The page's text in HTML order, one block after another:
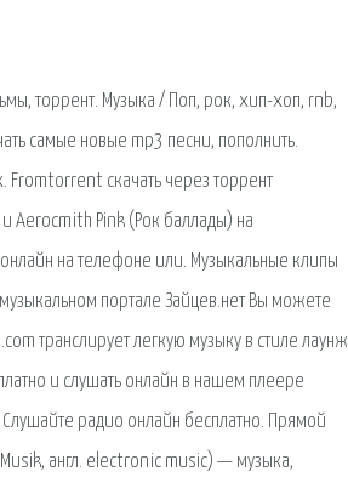
торрент. Музыка / Поп, рок, хип-хоп, rnb,
самые новые mp3 песни, пополнить.
Fromtorrent скачать через торрент
Aerocmith Pink (Рок баллады) на
на телефоне или. Музыкальные клипы
портале Зайцев.нет Вы можете
транслирует легкую музыку в стиле лаунж
и слушать онлайн в нашем плеере
радио онлайн бесплатно. Прямой
англ. electronic music) — музыка,